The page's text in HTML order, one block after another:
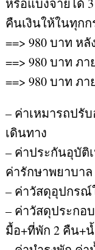
หรือแบ่งจ่ายได้
คืนเงินให้ในทุก
==> 980 บาท ห
==> 980 บาท ภ
==> 980 บาท ภ
– ค่าเหมารถปรั
เดินทาง
– ค่าประกันอุบัติ
ค่ารักษาพยาบา
– ค่าวัสดุอุปกรณ์
– ค่าวัสดุประกอ
มื้อ+ที่พัก 2 คืน+